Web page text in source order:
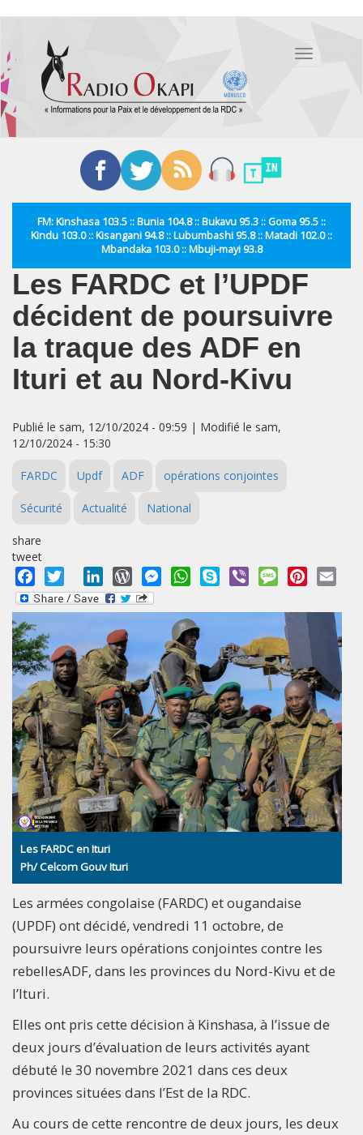
contenu
principal
Toggle
FM: Kinshasa 103.5 :: Bunia 104.8 :: Bukavu 95.3 :: Goma 95.5 ::
Kindu 103.0 :: Kisangani 94.8 :: Lubumbashi 95.8 :: Matadi 102.0 ::
Mbandaka 103.0 :: Mbuji-mayi 93.8
Les FARDC et l’UPDF
décident de poursuivre
la traque des ADF en
Ituri et au Nord-Kivu
Publié le sam, 12/10/2024 - 09:59 | Modifié le sam,
12/10/2024 - 15:30
FARDC Updf ADF opérations conjointes
Sécurité Actualité National
share
tweet
Facebook
Twitter LinkedInWordPressMessengerWhatsApp
Skype Viber MessagePinterest
Les FARDC en Ituri
Ph/ Celcom Gouv Ituri
Les armées congolaise (FARDC) et ougandaise
(UPDF) ont décidé, vendredi 11 octobre, de
poursuivre leurs opérations conjointes contre les
rebellesADF, dans les provinces du Nord-Kivu et de
l’Ituri.
Elles ont pris cette décision à Kinshasa, à l’issue de
deux jours d’évaluation de leurs activités ayant
débuté le 30 novembre 2021 dans ces deux
provinces situées dans l’Est de la RDC.
Au cours de cette rencontre de deux jours, les deux